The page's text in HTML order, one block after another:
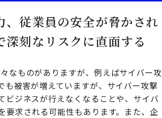
従業員の安全が脅かされ
刻なリスクに直面する
なものがありますが、例えばサイバー攻
被害が増えていますが、サイバー攻撃
ビジネスが行えなくなることや、サイバ
要求される可能性もあります。また、企